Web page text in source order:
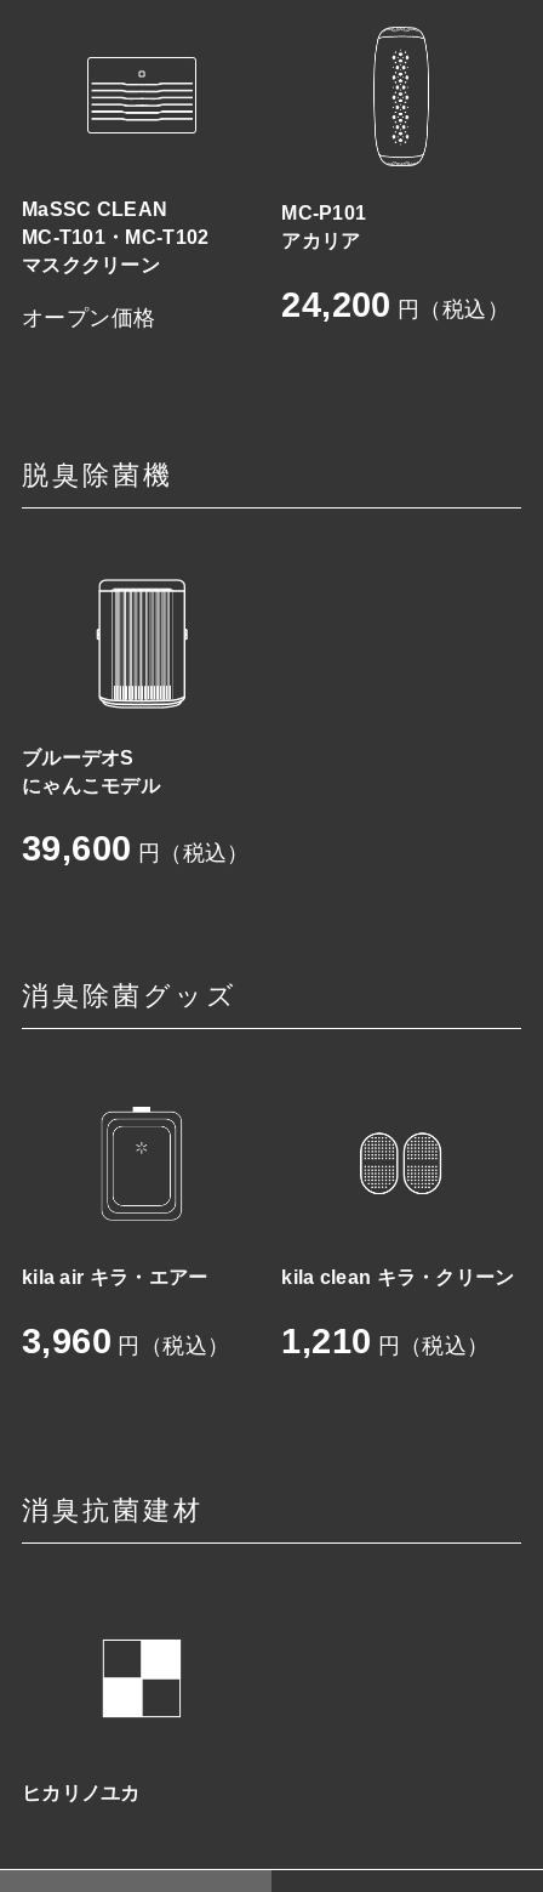
MaSSC CLEAN
MC-T101・MC-T102
マスククリーン
オープン価格
MC-P101
アカリア
24,200 円（税込）
脱臭除菌機
ブルーデオS
にゃんこモデル
39,600 円（税込）
消臭除菌グッズ
kila air キラ・エアー
3,960 円（税込）
kila clean キラ・クリーン
1,210 円（税込）
消臭抗菌建材
ヒカリノユカ